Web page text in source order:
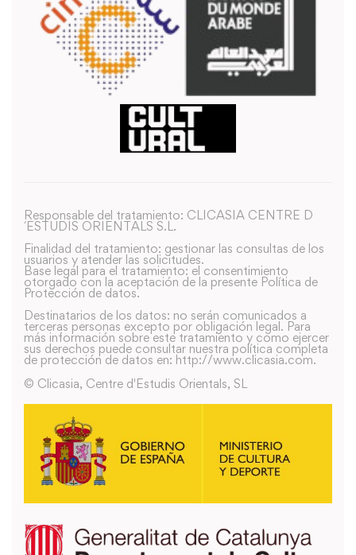
Responsable del tratamiento: CLICASIA CENTRE D
´ESTUDIS ORIENTALS S.L.
Finalidad del tratamiento: gestionar las consultas de los
usuarios y atender las solicitudes.
Base legal para el tratamiento: el consentimiento
otorgado con la aceptación de la presente Política de
Protección de datos.
Destinatarios de los datos: no serán comunicados a
terceras personas excepto por obligación legal. Para
más información sobre este tratamiento y como ejercer
sus derechos puede consultar nuestra política completa
de protección de datos en: http://www.clicasia.com.
© Clicasia, Centre d'Estudis Orientals, SL